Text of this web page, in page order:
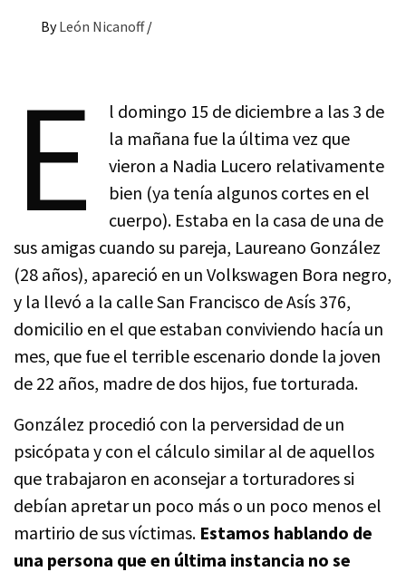
By León Nicanoff/
E
l domingo 15 de diciembre a las 3 de
la mañana fue la última vez que
vieron a Nadia Lucero relativamente
bien (ya tenía algunos cortes en el
cuerpo). Estaba en la casa de una de
sus amigas cuando su pareja, Laureano González
(28 años), apareció en un Volkswagen Bora negro,
y la llevó a la calle San Francisco de Asís 376,
domicilio en el que estaban conviviendo hacía un
mes, que fue el terrible escenario donde la joven
de 22 años, madre de dos hijos, fue torturada.
González procedió con la perversidad de un
psicópata y con el cálculo similar al de aquellos
que trabajaron en aconsejar a torturadores si
debían apretar un poco más o un poco menos el
martirio de sus víctimas. Estamos hablando de
una persona que en última instancia no se